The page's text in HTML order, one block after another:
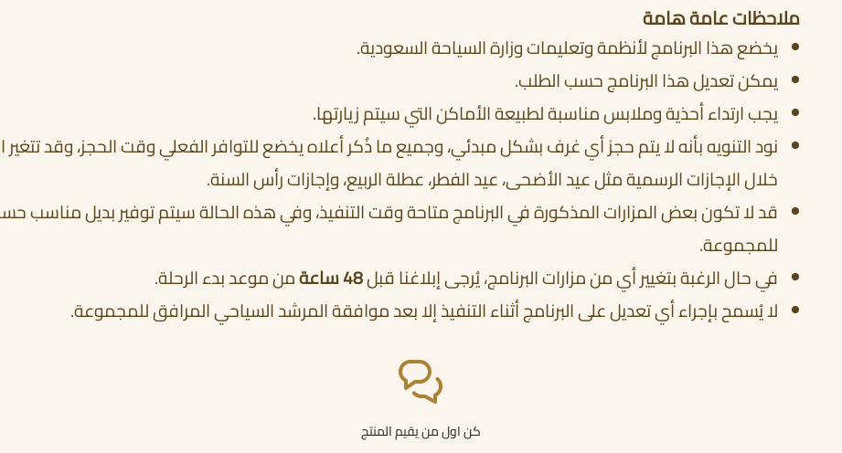
ملاحظات عامة هامة
يخضع هذا البرنامج لأنظمة وتعليمات وزارة السياحة السعودية.
يمكن تعديل هذا البرنامج حسب الطلب.
يجب ارتداء أحذية وملابس مناسبة لطبيعة الأماكن التي سيتم زيارتها.
نود التنويه بأنه لا يتم حجز أي غرف بشكل مبدئي، وجميع ما ذُكر أعلاه يخضع للتوافر الفعلي وقت الحجز، وقد تتغير
خلال الإجازات الرسمية مثل عيد الأضحى، عيد الفطر، عطلة الربيع، وإجازات رأس السنة.
قد لا تكون بعض المزارات المذكورة في البرنامج متاحة وقت التنفيذ، وفي هذه الحالة سيتم توفير بديل مناسب
للمجموعة.
في حال الرغبة بتغيير أي من مزارات البرنامج، يُرجى إبلاغنا قبل48 ساعة
من موعد بدء الرحلة.
لا يُسمح بإجراء أي تعديل على البرنامج أثناء التنفيذ إلا بعد موافقة المرشد السياحي المرافق للمجموعة.
كن اول من يقيم المنتج